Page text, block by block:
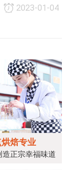
择喜欢的海鲜：
水冰镇；4、所
2023-01-04
焙专业
造正宗幸福味道